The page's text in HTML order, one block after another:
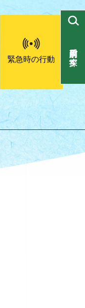
緊急時の行動 目的別で探す